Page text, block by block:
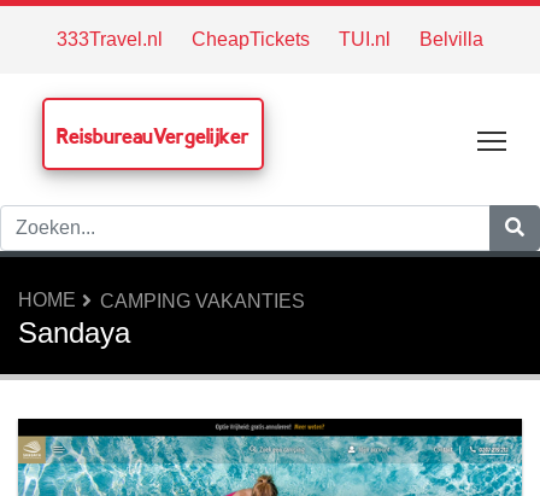
333Travel.nl CheapTickets TUI.nl Belvilla
ReisbureauVergelijker
HOME CAMPING VAKANTIES
Sandaya